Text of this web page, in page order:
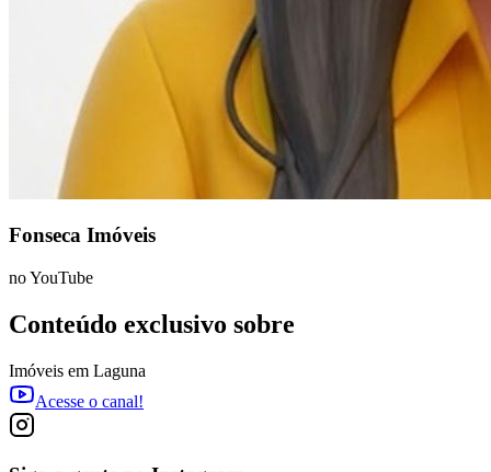
Fonseca Imóveis
no YouTube
Conteúdo exclusivo sobre
Imóveis em Laguna
Acesse o canal!